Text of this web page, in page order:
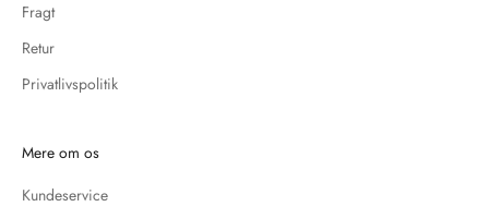
Fragt
Retur
Privatlivspolitik
Mere om os
Kundeservice